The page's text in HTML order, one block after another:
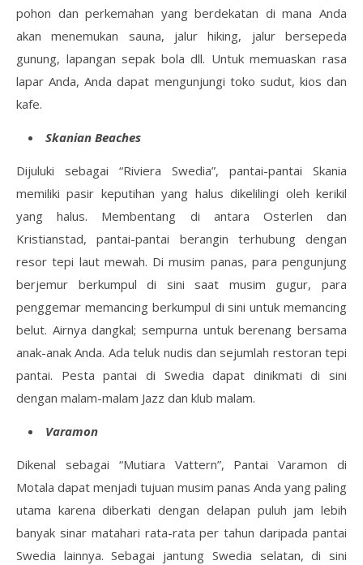
pohon dan perkemahan yang berdekatan di mana Anda
akan menemukan sauna, jalur hiking, jalur bersepeda
gunung, lapangan sepak bola dll. Untuk memuaskan rasa
lapar Anda, Anda dapat mengunjungi toko sudut, kios dan
kafe.
Skanian Beaches
Dijuluki sebagai “Riviera Swedia”, pantai-pantai Skania
memiliki pasir keputihan yang halus dikelilingi oleh kerikil
yang halus. Membentang di antara Osterlen dan
Kristianstad, pantai-pantai berangin terhubung dengan
resor tepi laut mewah. Di musim panas, para pengunjung
berjemur berkumpul di sini saat musim gugur, para
penggemar memancing berkumpul di sini untuk memancing
belut. Airnya dangkal; sempurna untuk berenang bersama
anak-anak Anda. Ada teluk nudis dan sejumlah restoran tepi
pantai. Pesta pantai di Swedia dapat dinikmati di sini
dengan malam-malam Jazz dan klub malam.
Varamon
Dikenal sebagai “Mutiara Vattern”, Pantai Varamon di
Motala dapat menjadi tujuan musim panas Anda yang paling
utama karena diberkati dengan delapan puluh jam lebih
banyak sinar matahari rata-rata per tahun daripada pantai
Swedia lainnya. Sebagai jantung Swedia selatan, di sini